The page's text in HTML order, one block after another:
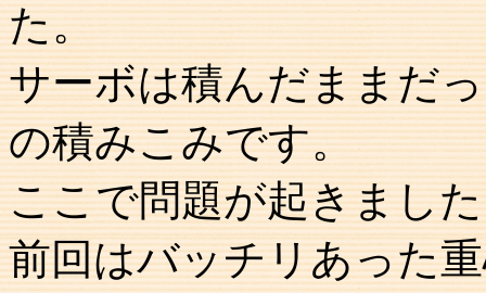
た。
サーボは積んだままだ
の積みこみです。
ここで問題が起きまし
前回はバッチリあった